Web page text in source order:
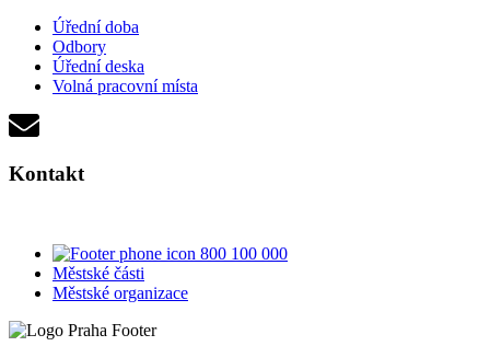
Úřední doba
Odbory
Úřední deska
Volná pracovní místa
Kontakt
800 100 000
Městské části
Městské organizace